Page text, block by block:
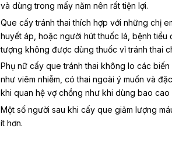
và dùng trong mấy năm nên rất tiện lợi.
Que cấy tránh thai thích hợp với những chị
huyết áp, hoặc người hút thuốc lá, bệnh
tượng không được dùng thuốc vỉ tránh thai
Phụ nữ cấy que tránh thai không lo các
như viêm nhiễm, có thai ngoài ý muốn và
khi quan hệ vợ chồng như khi dùng bao cao
Một số người sau khi cấy que giảm lượng
ít hơn.